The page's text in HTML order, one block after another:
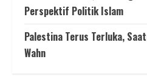
Perspektif Politik Islam
Palestina Terus Terluka,
Wahn